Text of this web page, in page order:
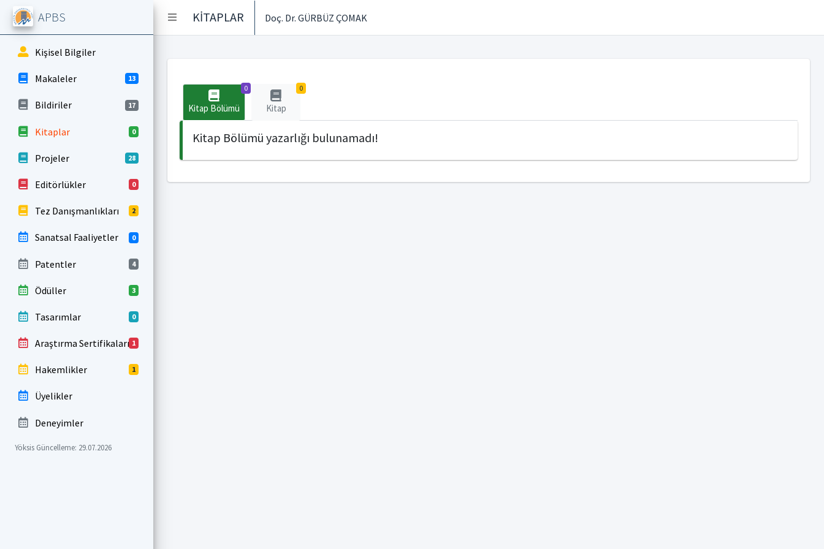
KİTAPLAR Doç. Dr. GÜRBÜZ ÇOMAK
APBS
Kişisel Bilgiler
Makaleler 13
Bildiriler 17
Kitaplar 0
Projeler 28
Editörlükler 0
Tez Danışmanlıkları 2
Sanatsal Faaliyetler 0
Patentler 4
Ödüller 3
Tasarımlar 0
Araştırma Sertifikaları 1
Hakemlikler 1
Üyelikler
Deneyimler
Yöksis Güncelleme: 29.07.2026
0
Kitap Bölümü
0
Kitap
Kitap Bölümü yazarlığı bulunamadı!